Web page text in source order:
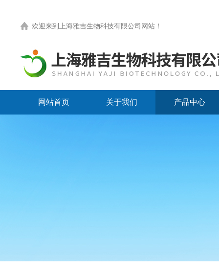
欢迎来到 上海雅吉生物科技有限公司网站 ！
网站首页 关于我们 产品中心